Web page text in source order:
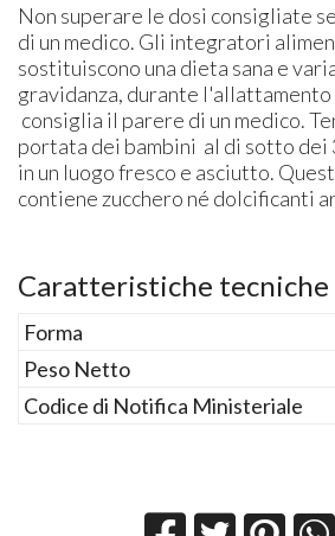
Non superare le dosi consigliate
di un medico. Gli integratori
sostituiscono una dieta sana e
gravidanza, durante l'allattamento
consiglia il parere di un medico.
portata dei bambini al di sotto dei
in un luogo fresco e asciutto.
contiene zucchero né dolcificanti
Caratteristiche tecniche
Forma
Peso Netto
Codice di Notifica Ministeriale